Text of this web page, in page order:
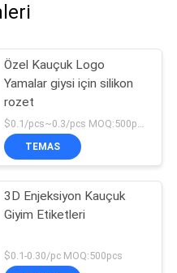
Özel Kauçuk Logo
Yamalar giysi için silikon
rozet
$0.1/pcs~0.3/pcs MOQ:500pcs
TEMAS
3D Enjeksiyon Kauçuk
Giyim Etiketleri
$0.1-0.30/pc MOQ:500pcs